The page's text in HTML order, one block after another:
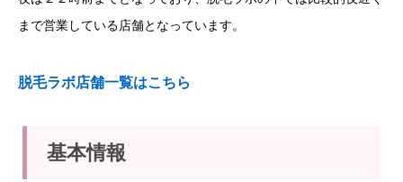
まで営業している店舗となっています。
脱毛ラボ店舗一覧はこちら
基本情報